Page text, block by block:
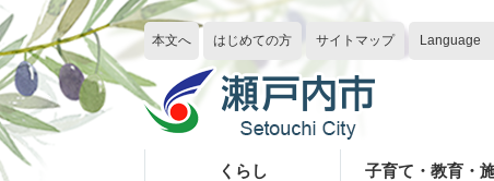
ペ
ー
ジ
の
先
頭
で
メ
ニ
ュ
ー
を
飛
ば
本文へ はじめての方 サイトマップ Language
くらし 子育て・教育・